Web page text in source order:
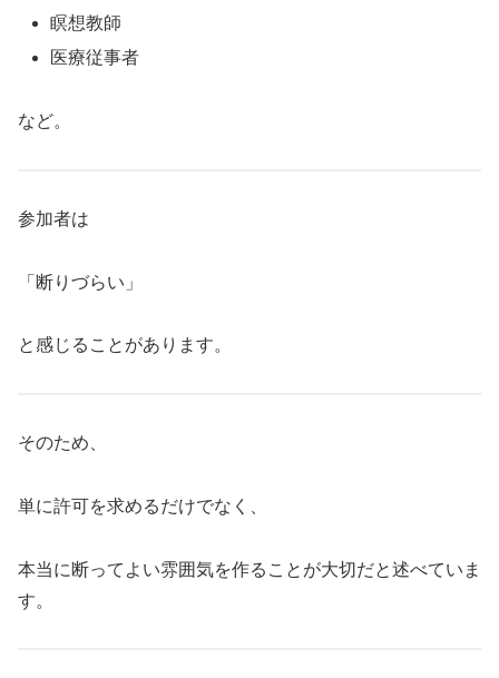
瞑想教師
医療従事者
など。
参加者は
「断りづらい」
と感じることがあります。
そのため、
単に許可を求めるだけでなく、
本当に断ってよい雰囲気を作ることが大切だと述べていま
す。